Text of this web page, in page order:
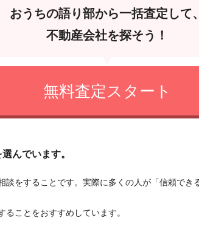
おうちの語り部から一括査定して、
不動産会社を探そう！
無料査定スタート
んでいます。
をすることです。実際に多くの人が「信頼で
ことをおすすめしています。